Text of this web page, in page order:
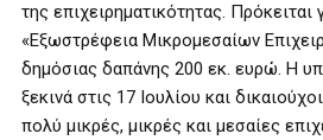
της επιχειρηματικότητας. Πρόκειται
«Εξωστρέφεια Μικρομεσαίων
δημόσιας δαπάνης 200 εκ. ευρώ. Η
ξεκινά στις 17 Ιουλίου και
πολύ μικρές, μικρές και μεσαίες